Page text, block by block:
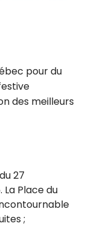
pour du
des meilleurs
27
Place du
;